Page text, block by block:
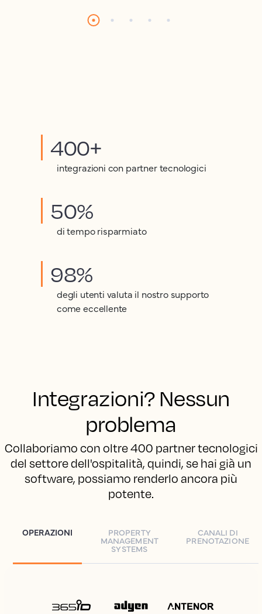
400+
integrazioni con partner tecnologici
50%
di tempo risparmiato
98%
degli utenti valuta il nostro supporto
come eccellente
Integrazioni? Nessun
problema
Collaboriamo con oltre 400 partner tecnologici
del settore dell'ospitalità, quindi, se hai già un
software, possiamo renderlo ancora più
potente.
OPERAZIONI PROPERTY
MANAGEMENT
SYSTEMS
CANALI DI
PRENOTAZIONE